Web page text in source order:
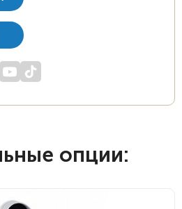
опции: